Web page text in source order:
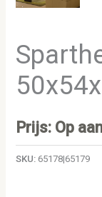
Prijs: Op
SKU: 65178|65179